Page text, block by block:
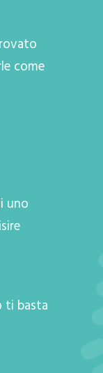
come
uno
ti basta